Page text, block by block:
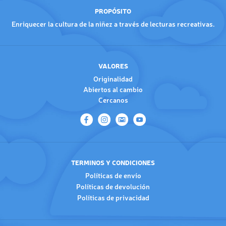
PROPÓSITO
Enriquecer la cultura de la niñez a través de lecturas recreativas.
VALORES
Originalidad
Abiertos al cambio
Cercanos
TERMINOS Y CONDICIONES
Políticas de envío
Políticas de devolución
Políticas de privacidad